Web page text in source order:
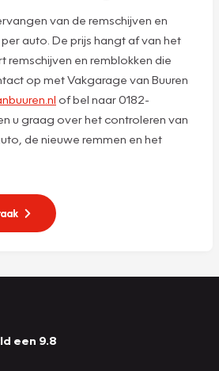
van de remschijven en
auto. De prijs hangt af van het
remschijven en remblokken die
op met Vakgarage van Buuren
of bel naar 0182-
u graag over het controleren van
de nieuwe remmen en het
een 9.8